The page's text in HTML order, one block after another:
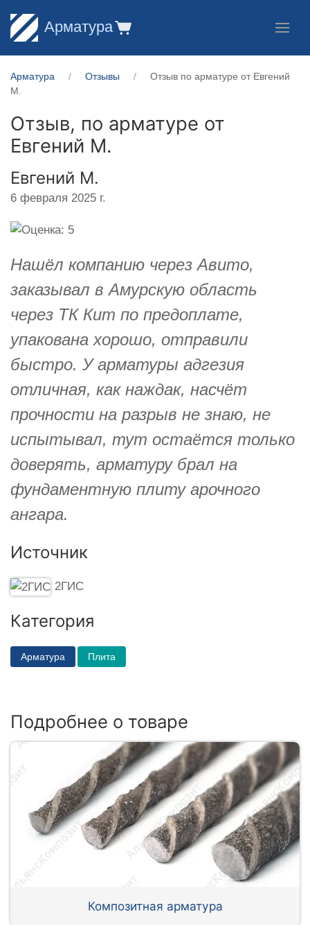
Арматура
Арматура Отзывы
Отзыв по арматуре от ​Евгений
М.
Отзыв, по арматуре от
Евгений М.
​Евгений М.
6 февраля 2025 г.
Нашёл компанию через Авито,
заказывал в Амурскую область
через ТК Кит по предоплате,
упакована хорошо, отправили
быстро. У арматуры адгезия
отличная, как наждак, насчёт
прочности на разрыв не знаю, не
испытывал, тут остаётся только
доверять, арматуру брал на
фундаментную плиту арочного
ангара.
Источник
2ГИС
Категория
Арматура Плита
Подробнее о товаре
Композитная арматура